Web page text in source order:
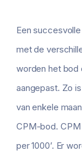
Een
met de
worden het bod
aangepast. Zo
van enkele
CPM-bod. CPM
per 1000’. Er